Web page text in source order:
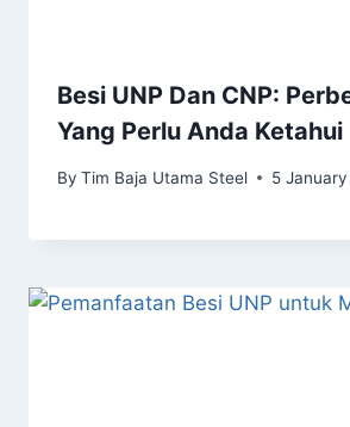
Besi UNP Dan CNP:
Yang Perlu Anda Ketahui
By Tim Baja Utama Steel 5